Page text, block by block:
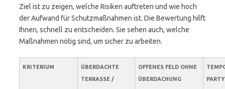
Ziel ist zu zeigen, welche Risiken auftreten und wie hoch
der Aufwand für Schutzmaßnahmen ist. Die Bewertung hilft
Ihnen, schnell zu entscheiden. Sie sehen auch, welche
Maßnahmen nötig sind, um sicher zu arbeiten.
KRITERIUM
ÜBERDACHTE
TERRASSE /
OFFENES FELD OHNE
ÜBERDACHUNG